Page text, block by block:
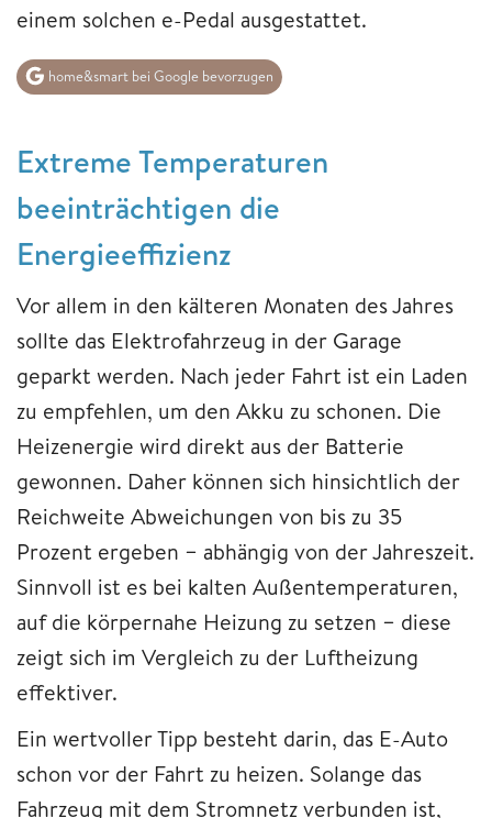
einem solchen e-Pedal ausgestattet.
home&smart bei Google bevorzugen
Extreme Temperaturen
beeinträchtigen die
Energieeffizienz
Vor allem in den kälteren Monaten des Jahres
sollte das Elektrofahrzeug in der Garage
geparkt werden. Nach jeder Fahrt ist ein Laden
zu empfehlen, um den Akku zu schonen. Die
Heizenergie wird direkt aus der Batterie
gewonnen. Daher können sich hinsichtlich der
Reichweite Abweichungen von bis zu 35
Prozent ergeben − abhängig von der Jahreszeit.
Sinnvoll ist es bei kalten Außentemperaturen,
auf die körpernahe Heizung zu setzen − diese
zeigt sich im Vergleich zu der Luftheizung
effektiver.
Ein wertvoller Tipp besteht darin, das E-Auto
schon vor der Fahrt zu heizen. Solange das
Fahrzeug mit dem Stromnetz verbunden ist,